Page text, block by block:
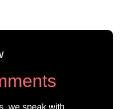
we speak with